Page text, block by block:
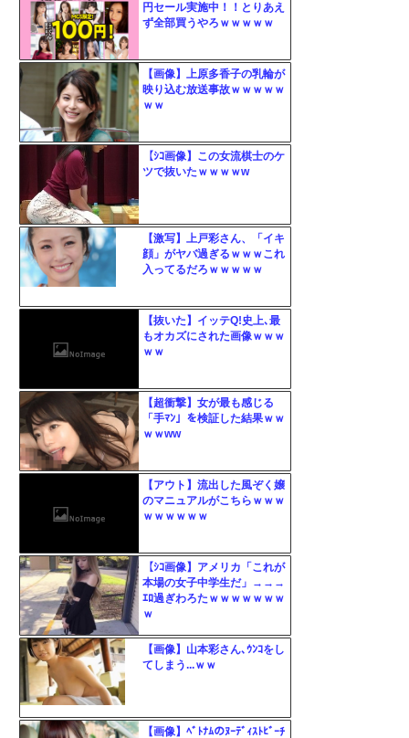
円セール実施中！！とりあえ
ず全部買うやろｗｗｗｗｗ
【画像】上原多香子の乳輪が
映り込む放送事故ｗｗｗｗｗ
ｗｗ
【ｼｺ画像】この女流棋士のケ
ツで抜いたｗｗｗｗw
【激写】上戸彩さん、「イキ
顔」がヤバ過ぎるｗｗｗこれ
入ってるだろｗｗｗｗｗ
【抜いた】イッテQ!史上､最
もオカズにされた画像ｗｗｗ
ｗｗ
【超衝撃】女が最も感じる
「手ﾏﾝ」を検証した結果ｗｗ
ｗｗww
【アウト】流出した風ぞく嬢
のマニュアルがこちらｗｗｗ
ｗｗｗｗｗｗ
【ｼｺ画像】アメリカ「これが
本場の女子中学生だ」→→→
ｴﾛ過ぎわろたｗｗｗｗｗｗｗ
ｗ
【画像】山本彩さん､ｳﾝｺをし
てしまう...ｗｗ
【画像】ﾍﾞﾄﾅﾑのﾇｰﾃﾞｨｽﾄﾋﾞｰﾁ